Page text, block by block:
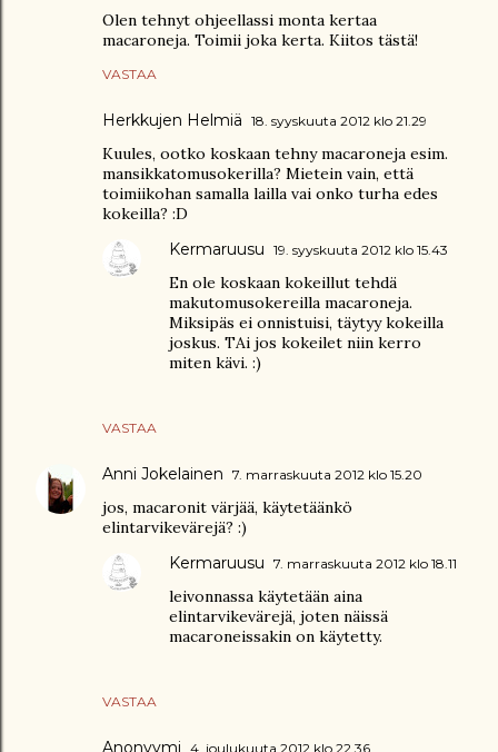
Olen tehnyt ohjeellassi monta kertaa
macaroneja. Toimii joka kerta. Kiitos tästä!
VASTAA
Herkkujen Helmiä 18. syyskuuta 2012 klo 21.29
Kuules, ootko koskaan tehny macaroneja esim.
mansikkatomusokerilla? Mietein vain, että
toimiikohan samalla lailla vai onko turha edes
kokeilla? :D
VASTAA
Kermaruusu 19. syyskuuta 2012 klo 15.43
En ole koskaan kokeillut tehdä
makutomusokereilla macaroneja.
Miksipäs ei onnistuisi, täytyy kokeilla
joskus. TAi jos kokeilet niin kerro
miten kävi. :)
Anni Jokelainen 7. marraskuuta 2012 klo 15.20
jos, macaronit värjää, käytetäänkö
elintarvikevärejä? :)
VASTAA
Kermaruusu 7. marraskuuta 2012 klo 18.11
leivonnassa käytetään aina
elintarvikevärejä, joten näissä
macaroneissakin on käytetty.
Anonyymi 4. joulukuuta 2012 klo 22.36